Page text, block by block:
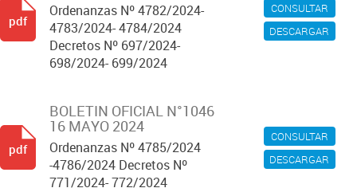
CONSULTAR
DESCARGAR
Ordenanzas Nº 4782/2024-
4783/2024- 4784/2024
Decretos Nº 697/2024-
698/2024- 699/2024
pdf
CONSULTAR
DESCARGAR
BOLETIN OFICIAL N°1046
16 MAYO 2024
Ordenanzas Nº 4785/2024
-4786/2024 Decretos Nº
771/2024- 772/2024
pdf